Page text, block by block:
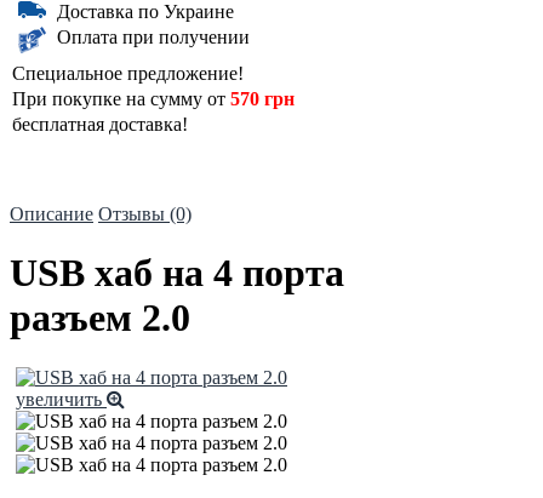
Доставка по Украине
Оплата при получении
Специальное предложение!
При покупке на сумму от 570 грн
бесплатная доставка!
Описание Отзывы (0)
USB хаб на 4 порта
разъем 2.0
увеличить